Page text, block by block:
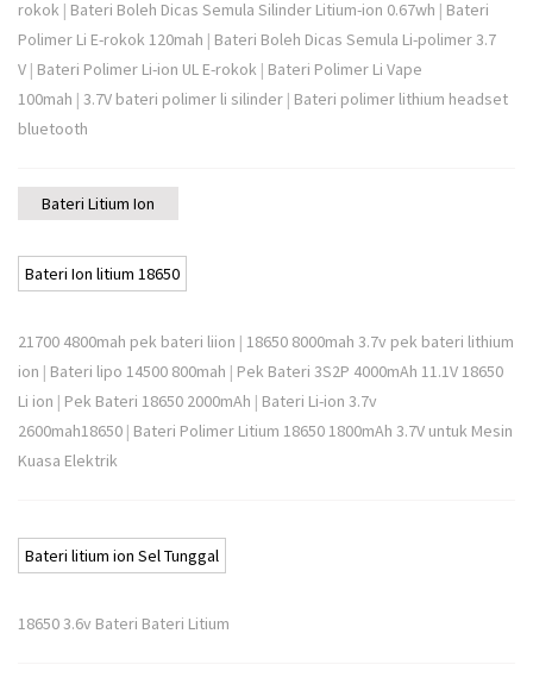
rokok | Bateri Boleh Dicas Semula Silinder Litium-ion 0.67wh | Bateri
Polimer Li E-rokok 120mah | Bateri Boleh Dicas Semula Li-polimer 3.7
V | Bateri Polimer Li-ion UL E-rokok | Bateri Polimer Li Vape
100mah | 3.7V bateri polimer li silinder | Bateri polimer lithium headset
bluetooth
Bateri Litium Ion
Bateri Ion litium 18650
21700 4800mah pek bateri liion | 18650 8000mah 3.7v pek bateri lithium
ion | Bateri lipo 14500 800mah | Pek Bateri 3S2P 4000mAh 11.1V 18650
Li ion | Pek Bateri 18650 2000mAh | Bateri Li-ion 3.7v
2600mah18650 | Bateri Polimer Litium 18650 1800mAh 3.7V untuk Mesin
Kuasa Elektrik
Bateri litium ion Sel Tunggal
18650 3.6v Bateri Bateri Litium